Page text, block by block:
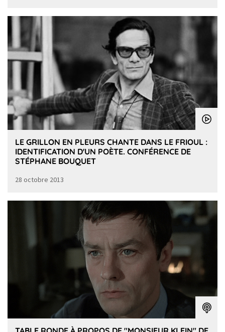
LE GRILLON EN PLEURS CHANTE DANS LE FRIOUL :
IDENTIFICATION D'UN POÈTE. CONFÉRENCE DE
STÉPHANE BOUQUET
28 octobre 2013